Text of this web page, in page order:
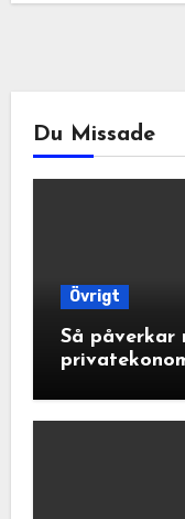
Du Missade
Övrigt
Så